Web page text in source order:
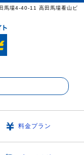
料金プラン